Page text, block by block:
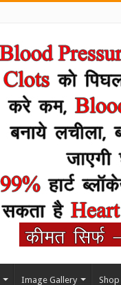
Image Gallery Shop